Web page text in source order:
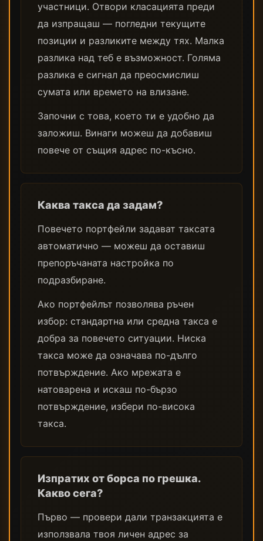
участници. Отвори класацията преди
да изпращаш — погледни текущите
позиции и разликите между тях. Малка
разлика над теб е възможност. Голяма
разлика е сигнал да преосмислиш
сумата или времето на влизане.
Започни с това, което ти е удобно да
заложиш. Винаги можеш да добавиш
повече от същия адрес по-късно.
Каква такса да задам?
Повечето портфейли задават таксата
автоматично — можеш да оставиш
препоръчаната настройка по
подразбиране.
Ако портфейлът позволява ръчен
избор: стандартна или средна такса е
добра за повечето ситуации. Ниска
такса може да означава по-дълго
потвърждение. Ако мрежата е
натоварена и искаш по-бързо
потвърждение, избери по-висока
такса.
Изпратих от борса по грешка.
Какво сега?
Първо — провери дали транзакцията е
използвала твоя личен адрес за